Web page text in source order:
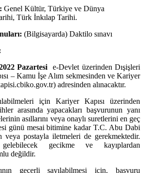
Genel Kültür, Türkiye ve Dünya
Türk İnkılap Tarihi.
(Bilgisayarda) Daktilo sınavı
Pazartesi
e-Devlet üzerinden Dışişleri
– Kamu İşe Alım sekmesinden ve Kariyer
adresinden alınacaktır.
için Kariyer Kapısı üzerinden
arasında yapacakları başvurunun yanı
asıllarını veya onaylı suretlerini en geç
günü mesai bitimine kadar T.C. Abu Dabi
veya postayla iletmeleri de gerekmektedir.
gecikme ve kayıplardan
değildir.
geçerli sayılabilmesi için, başvuru